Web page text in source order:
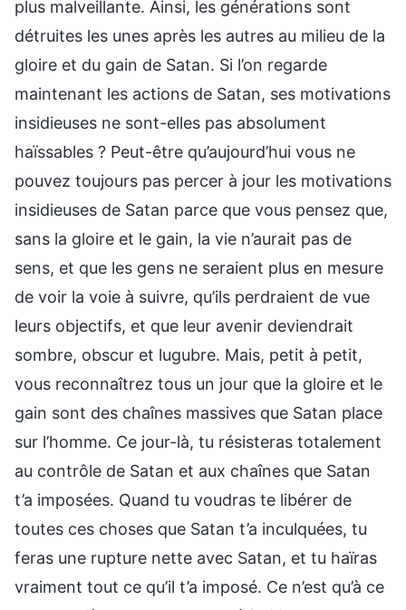
plus malveillante. Ainsi, les générations sont
détruites les unes après les autres au milieu de la
gloire et du gain de Satan. Si l’on regarde
maintenant les actions de Satan, ses motivations
insidieuses ne sont-elles pas absolument
haïssables ? Peut-être qu’aujourd’hui vous ne
pouvez toujours pas percer à jour les motivations
insidieuses de Satan parce que vous pensez que,
sans la gloire et le gain, la vie n’aurait pas de
sens, et que les gens ne seraient plus en mesure
de voir la voie à suivre, qu’ils perdraient de vue
leurs objectifs, et que leur avenir deviendrait
sombre, obscur et lugubre. Mais, petit à petit,
vous reconnaîtrez tous un jour que la gloire et le
gain sont des chaînes massives que Satan place
sur l’homme. Ce jour-là, tu résisteras totalement
au contrôle de Satan et aux chaînes que Satan
t’a imposées. Quand tu voudras te libérer de
toutes ces choses que Satan t’a inculquées, tu
feras une rupture nette avec Satan, et tu haïras
vraiment tout ce qu’il t’a imposé. Ce n’est qu’à ce